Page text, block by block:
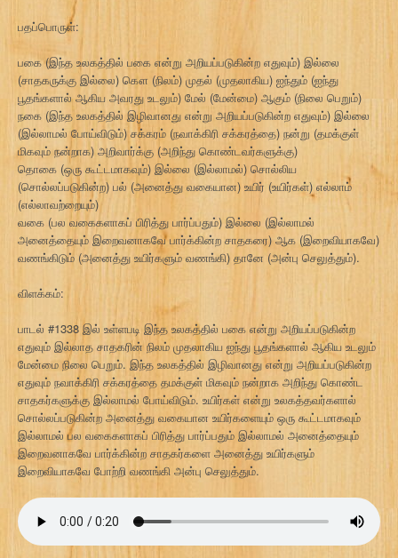
பதப்பொருள்:
பகை (இந்த உலகத்தில் பகை என்று அறியப்படுகின்ற எதுவும்) இல்லை
(சாதகருக்கு இல்லை) கௌ (நிலம்) முதல் (முதலாகிய) ஐந்தும் (ஐந்து
பூதங்களால் ஆகிய அவரது உடலும்) மேல் (மேன்மை) ஆகும் (நிலை பெறும்)
நகை (இந்த உலகத்தில் இழிவானது என்று அறியப்படுகின்ற எதுவும்) இல்லை
(இல்லாமல் போய்விடும்) சக்கரம் (நவாக்கிரி சக்கரத்தை) நன்று (தமக்குள்
மிகவும் நன்றாக) அறிவார்க்கு (அறிந்து கொண்டவர்களுக்கு)
தொகை (ஒரு கூட்டமாகவும்) இல்லை (இல்லாமல்) சொல்லிய
(சொல்லப்படுகின்ற) பல் (அனைத்து வகையான) உயிர் (உயிர்கள்) எல்லாம்
(எல்லாவற்றையும்)
வகை (பல வகைகளாகப் பிரித்து பார்ப்பதும்) இல்லை (இல்லாமல்
அனைத்தையும் இறைவனாகவே பார்க்கின்ற சாதகரை) ஆக (இறைவியாகவே)
வணங்கிடும் (அனைத்து உயிர்களும் வணங்கி) தானே (அன்பு செலுத்தும்).
விளக்கம்:
பாடல் #1338 இல் உள்ளபடி இந்த உலகத்தில் பகை என்று அறியப்படுகின்ற
எதுவும் இல்லாத சாதகரின் நிலம் முதலாகிய ஐந்து பூதங்களால் ஆகிய உடலும்
மேன்மை நிலை பெறும். இந்த உலகத்தில் இழிவானது என்று அறியப்படுகின்ற
எதுவும் நவாக்கிரி சக்கரத்தை தமக்குள் மிகவும் நன்றாக அறிந்து கொண்ட
சாதகர்களுக்கு இல்லாமல் போய்விடும். உயிர்கள் என்று உலகத்தவர்களால்
சொல்லப்படுகின்ற அனைத்து வகையான உயிர்களையும் ஒரு கூட்டமாகவும்
இல்லாமல் பல வகைகளாகப் பிரித்து பார்ப்பதும் இல்லாமல் அனைத்தையும்
இறைவனாகவே பார்க்கின்ற சாதகர்களை அனைத்து உயிர்களும்
இறைவியாகவே போற்றி வணங்கி அன்பு செலுத்தும்.